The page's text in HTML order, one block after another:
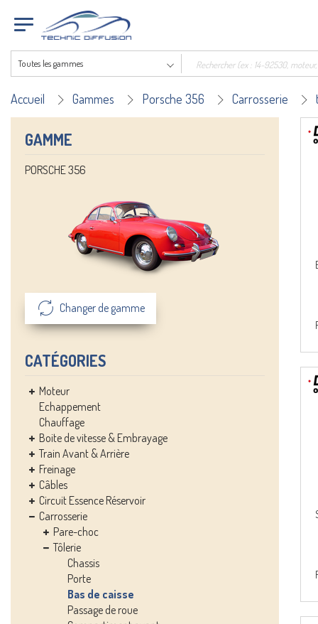
Toutes les gammes
Accueil Gammes Porsche 356 Carrosserie
GAMME
PORSCHE 356
Changer de gamme
CATÉGORIES
Moteur
Echappement
Chauffage
Boite de vitesse & Embrayage
Train Avant & Arrière
Freinage
Câbles
Circuit Essence Réservoir
Carrosserie
Pare-choc
Tôlerie
Chassis
Porte
Bas de caisse
Passage de roue